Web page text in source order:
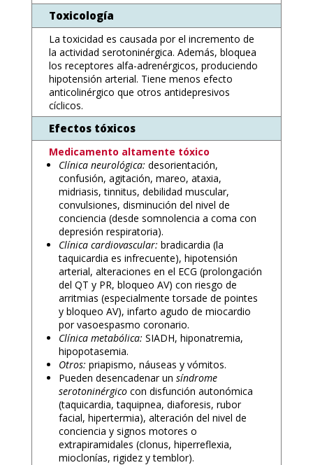
Toxicología
La toxicidad es causada por el incremento de
la actividad serotoninérgica. Además, bloquea
los receptores alfa-adrenérgicos, produciendo
hipotensión arterial. Tiene menos efecto
anticolinérgico que otros antidepresivos
cíclicos.
Efectos tóxicos
Medicamento altamente tóxico
Clínica neurológica: desorientación,
confusión, agitación, mareo, ataxia,
midriasis, tinnitus, debilidad muscular,
convulsiones, disminución del nivel de
conciencia (desde somnolencia a coma con
depresión respiratoria).
Clínica cardiovascular: bradicardia (la
taquicardia es infrecuente), hipotensión
arterial, alteraciones en el ECG (prolongación
del QT y PR, bloqueo AV) con riesgo de
arritmias (especialmente torsade de pointes
y bloqueo AV), infarto agudo de miocardio
por vasoespasmo coronario.
Clínica metabólica: SIADH, hiponatremia,
hipopotasemia.
Otros: priapismo, náuseas y vómitos.
Pueden desencadenar un síndrome
serotoninérgicocon disfunción autonómica
(taquicardia, taquipnea, diaforesis, rubor
facial, hipertermia), alteración del nivel de
conciencia y signos motores o
extrapiramidales (clonus, hiperreflexia,
mioclonías, rigidez y temblor).